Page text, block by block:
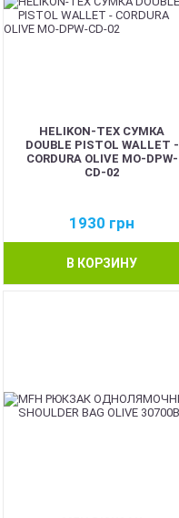
HELIKON-TEX СУМКА
DOUBLE PISTOL WALLET -
CORDURA OLIVE MO-DPW-
CD-02
1930 грн
В КОРЗИНУ